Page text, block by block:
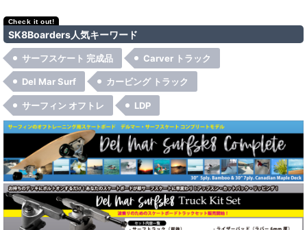
SK8Boarders人気キーワード
サーフスケート 完成品 Carver トラック
Del Mar Surf カービング トラック
サーフィン オフトレ LDP